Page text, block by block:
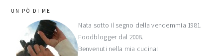
barra
laterale
primaria
UN PÒ DI ME
Nata sotto il segno della vendemmia 1981.
Foodblogger dal 2008.
Benvenuti nella mia cucina!